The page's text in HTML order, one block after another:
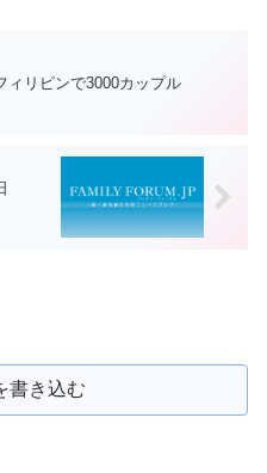
ィリピンで3000カップル
書き込む